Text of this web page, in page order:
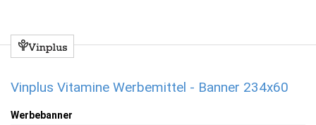
Vinplus Vitamine Werbemittel - Banner 234x60
Werbebanner